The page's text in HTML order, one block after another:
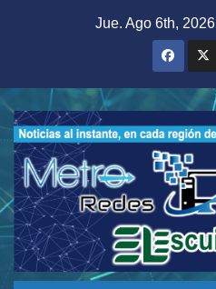
Jue. Ago 6th, 2026